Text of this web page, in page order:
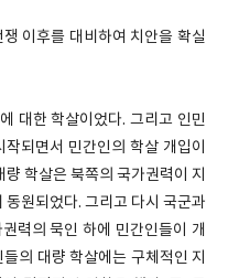
이후를 대비하여 치안을 확실
대한 학살이었다.그리고 인민
되면서 민간인의 학살 개입이
학살은 북쪽의 국가권력이 지
동원되었다. 그리고 다시 국군과
력의 묵인 하에 민간인들이 개
의 대량 학살에는 구체적인 지